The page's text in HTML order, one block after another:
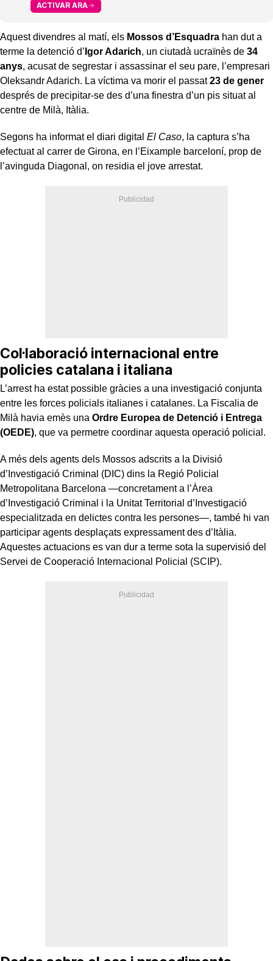
ACTIVAR ARA
Aquest divendres al matí, els Mossos d’Esquadra han dut a
terme la detenció d’ Igor Adarich, un ciutadà ucraïnès de 34
anys, acusat de segrestar i assassinar el seu pare, l’empresari
Oleksandr Adarich. La víctima va morir el passat23 de gener
després de precipitar-se des d’una finestra d’un pis situat al
centre de Milà, Itàlia.
Segons ha informat el diari digital El Caso, la captura s’ha
efectuat al carrer de Girona, en l’Eixample barceloní, prop de
l’avinguda Diagonal, on residia el jove arrestat.
Col·laboració internacional entre
policies catalana i italiana
L’arrest ha estat possible gràcies a una investigació conjunta
entre les forces policials italianes i catalanes. La Fiscalia de
Milà havia emès una Ordre Europea de Detenció i Entrega
(OEDE), que va permetre coordinar aquesta operació policial.
A més dels agents dels Mossos adscrits a la Divisió
d’Investigació Criminal (DIC) dins la Regió Policial
Metropolitana Barcelona —concretament a l’Àrea
d’Investigació Criminal i la Unitat Territorial d’Investigació
especialitzada en delictes contra les persones—, també hi van
participar agents desplaçats expressament des d’Itàlia.
Aquestes actuacions es van dur a terme sota la supervisió del
Servei de Cooperació Internacional Policial (SCIP).